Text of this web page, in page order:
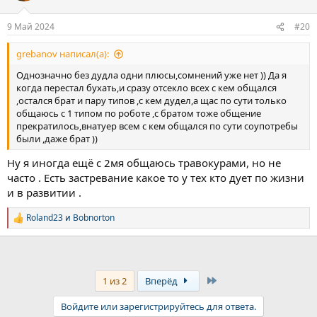
9 Май 2024 #20
grebanov написал(а):
Однозначно без дудла одни плюсы,сомнений уже нет )) Да я
когда перестал бухать,и сразу отсекло всех с кем общался
,остался брат и пару типов ,с кем дудел,а щас по сути только
общаюсь с 1 типом по роботе ,с братом тоже общение
прекратилось,внатуер всем с кем общался по сути соупотребы
были ,даже брат ))
Ну я иногда ещё с 2мя общаюсь травокурами, но не
часто . Есть застревание какое то у тех кто дует по жизни
и в развитии .
Р
е
Roland23 и Bobnorton
1 из 2 Вперёд
Войдите или зарегистрируйтесь для ответа.